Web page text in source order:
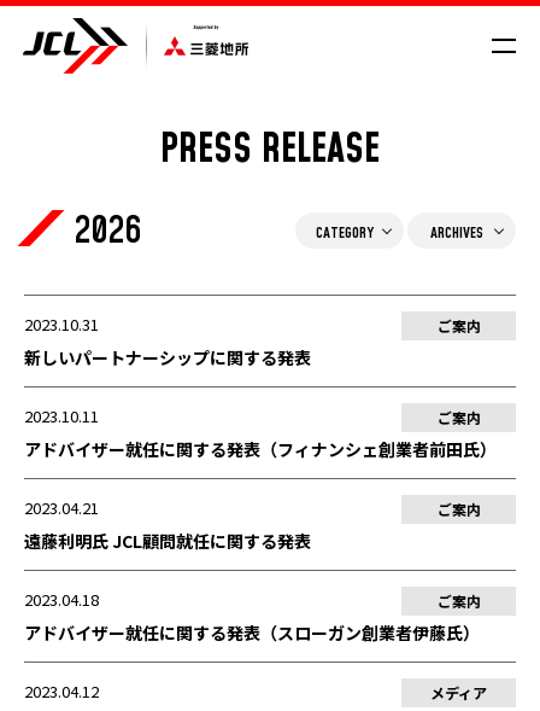
NEWS
MOVIE
GALLERY
PRESS RELEASE
2026 CATEGORY
メディア
ARCHIVES
2023.10.31 ご案内
新しいパートナーシップに関する発表
2023.10.11 ご案内
アドバイザー就任に関する発表（フィナンシェ創業者前田氏）
2023.04.21 ご案内
遠藤利明氏 JCL顧問就任に関する発表
2023.04.18 ご案内
アドバイザー就任に関する発表（スローガン創業者伊藤氏）
2023.04.12 メディア